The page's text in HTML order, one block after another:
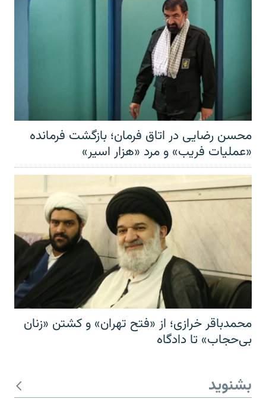
محسن رضایی در اتاق فرمان؛ بازگشت فرمانده
«عملیات فریب» و مرد «هزار اسیر»
محمدباقر خرازی؛ از «فتح تهران» و کشتن «زنان
بی‌حجاب» تا دادگاه
بشنوید